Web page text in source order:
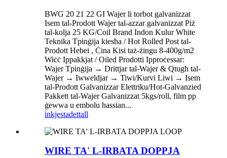
BWG 20 21 22 GI Wajer li torbot galvanizzat
Isem tal-Prodott Wajer tal-azzar galvanizzat Piż
tal-kolja 25 KG/Coil Brand Indon Kulur White
Teknika Tpinġija kiesħa / Hot Rolled Post tal-
Prodott Hebei , Ċina Kisi taż-żingu 8-400g/m2
Wiċċ Ippakkjat / Oiled Prodotti Ipproċessar:
Wajer Tpinġija → Drittjar tal-Wajer & Qtugħ tal-
Wajer → Iwweldjar → Tiwi/Kurvi Liwi → Isem
tal-Prodott Galvanizzar Elettriku/Hot-Galvanzied
Pakkett tal-Wajer Galvanizzat 5kgs/roll, film pp
ġewwa u embolu hassian...
inkjestadettall
WIRE TA' L-IRBATA DOPPJA